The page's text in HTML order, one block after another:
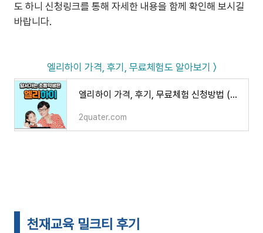
도 하니 신청링크를 통해 자세한 내용을 함께 확인해 보시길
바랍니다.
엘리하이 가격, 후기, 무료체험도 알아보기 〉
엘리하이 가격, 후기, 무료체험 신청방법 (손주은 메가스터디)
2quater.com
천재교육 밀크티 후기